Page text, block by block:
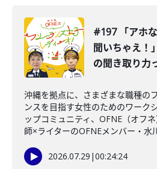
#197 「アホ
聞いちゃえ
の聞き取り力
沖縄を拠点に、さまざまな職種の
ンスを目指す女性のためのワーク
ップコミュニティ、OFNE（オフ
師×ライターのOFNEメンバー・水
2026.07.29 |00:24:24